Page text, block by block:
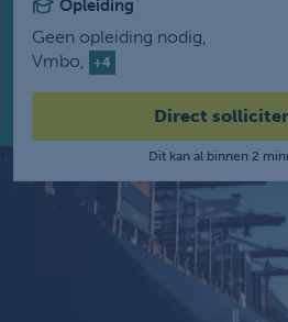
Opleiding
Geen opleiding nodig,
Vmbo,
+4
Direct
Dit kan al binnen 2